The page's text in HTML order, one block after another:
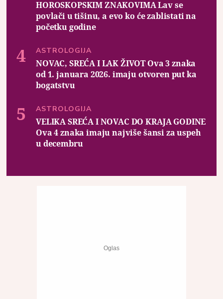
HOROSKOPSKIM ZNAKOVIMA Lav se
povlači u tišinu, a evo ko će zablistati na
početku godine
ASTROLOGIJA
NOVAC, SREĆA I LAK ŽIVOT Ova 3 znaka
od 1. januara 2026. imaju otvoren put ka
bogatstvu
ASTROLOGIJA
VELIKA SREĆA I NOVAC DO KRAJA GODINE
Ova 4 znaka imaju najviše šansi za uspeh
u decembru